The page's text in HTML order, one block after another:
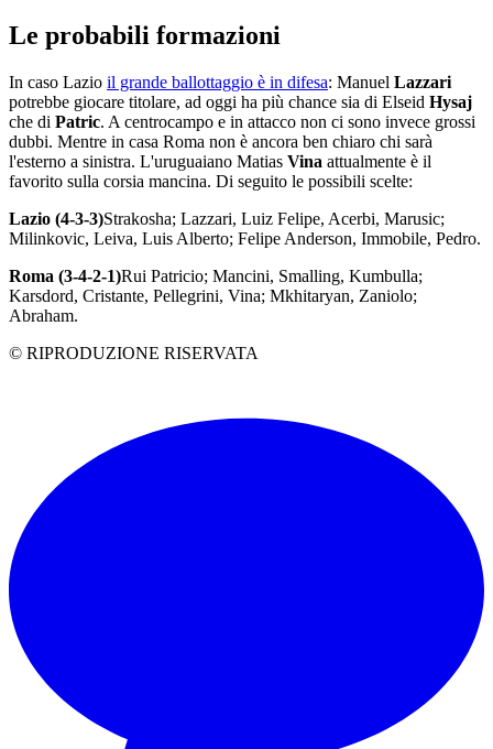
Le probabili formazioni
In caso Lazio il grande ballottaggio è in difesa: Manuel Lazzari
potrebbe giocare titolare, ad oggi ha più chance sia di Elseid Hysaj
che di Patric. A centrocampo e in attacco non ci sono invece grossi
dubbi. Mentre in casa Roma non è ancora ben chiaro chi sarà
l'esterno a sinistra. L'uruguaiano Matias Vina attualmente è il
favorito sulla corsia mancina. Di seguito le possibili scelte:
Lazio (4-3-3)Strakosha; Lazzari, Luiz Felipe, Acerbi, Marusic;
Milinkovic, Leiva, Luis Alberto; Felipe Anderson, Immobile, Pedro.
Roma (3-4-2-1)Rui Patricio; Mancini, Smalling, Kumbulla;
Karsdord, Cristante, Pellegrini, Vina; Mkhitaryan, Zaniolo;
Abraham.
© RIPRODUZIONE RISERVATA